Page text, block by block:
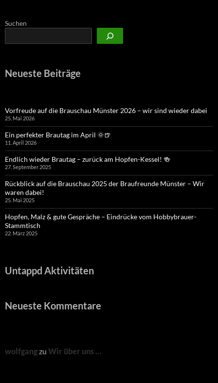
Suchen
Neueste Beiträge
Vorfreude auf die Brauschau Münster 2026 – wir sind wieder dabei
25. Mai 2026
Ein perfekter Brautag im April 🌞🍺
11. April 2026
Endlich wieder Brautag – zurück am Hopfen-Kessel! 🍻
27. September 2025
Rückblick auf die Brauschau 2025 der Braufreunde Münster – Wir
waren dabei!
25. Mai 2025
Hopfen, Malz & gute Gespräche – Eindrücke vom Hobbybrauer-
Stammtisch
22. März 2025
Untappd Aktivitäten
Neueste Kommentare
wolfgangzu Wir über uns …